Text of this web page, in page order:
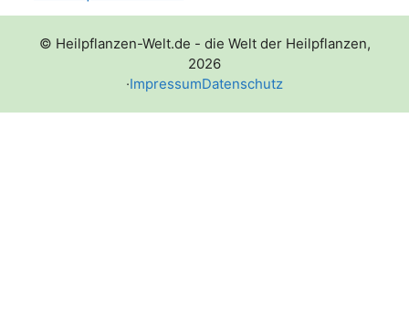
© Heilpflanzen-Welt.de - die Welt der Heilpflanzen,
2026
·ImpressumDatenschutz